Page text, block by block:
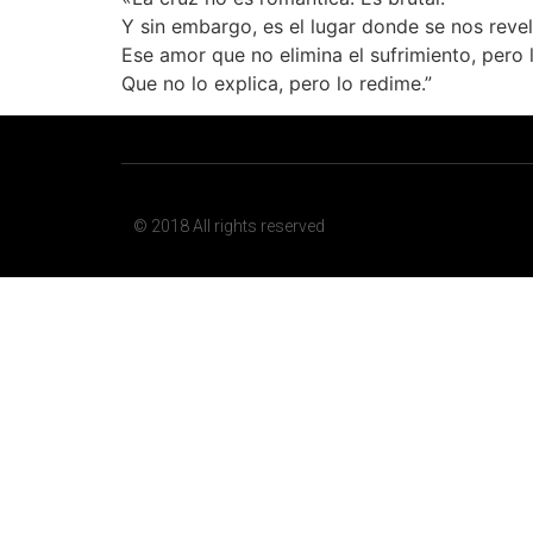
Y sin embargo, es el lugar donde se nos
Ese amor que no elimina el sufrimiento, pero
Que no lo explica, pero lo redime.”
© 2018 All rights reserved